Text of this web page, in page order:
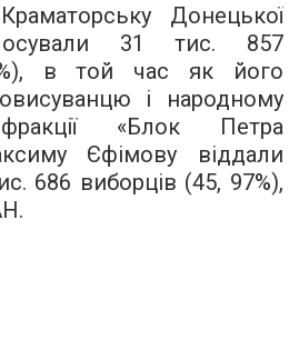
Донецької
31 тис. 857
в той час як його
і народному
«Блок Петра
Єфімову віддали
686 виборців (45, 97%),
.